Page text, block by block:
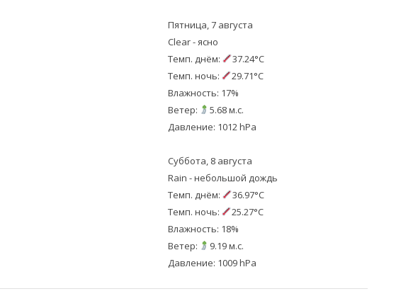
Пятница, 7 августа
Clear - ясно
Темп. днём:
37.24°C
Темп. ночь:
29.71°C
Влажность: 17%
Ветер:
5.68 м.с.
Давление: 1012 hPa
Суббота, 8 августа
Rain - небольшой дождь
Темп. днём:
36.97°C
Темп. ночь:
25.27°C
Влажность: 18%
Ветер:
9.19 м.с.
Давление: 1009 hPa